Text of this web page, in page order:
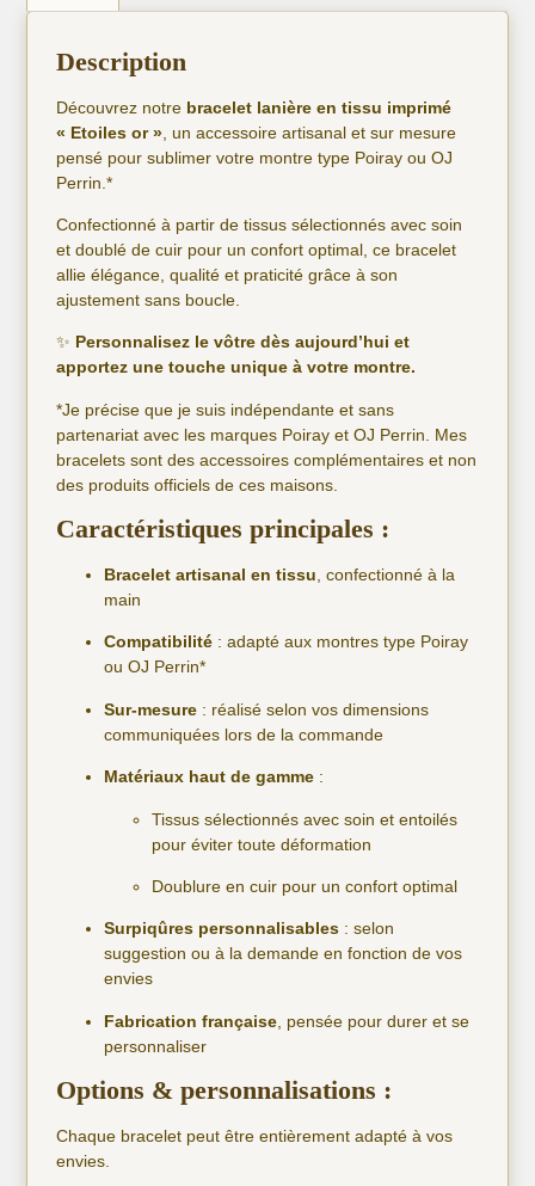
Description
Découvrez notre bracelet lanière en tissu imprimé
« Etoiles or » , un accessoire artisanal et sur mesure
pensé pour sublimer votre montre type Poiray ou OJ
Perrin.*
Confectionné à partir de tissus sélectionnés avec soin
et doublé de cuir pour un confort optimal, ce bracelet
allie élégance, qualité et praticité grâce à son
ajustement sans boucle.
✨ Personnalisez le vôtre dès aujourd’hui et
apportez une touche unique à votre montre.
*Je précise que je suis indépendante et sans
partenariat avec les marques Poiray et OJ Perrin. Mes
bracelets sont des accessoires complémentaires et non
des produits officiels de ces maisons.
Caractéristiques principales :
Bracelet artisanal en tissu , confectionné à la
main
Compatibilité : adapté aux montres type Poiray
ou OJ Perrin*
Sur-mesure : réalisé selon vos dimensions
communiquées lors de la commande
Matériaux haut de gamme :
Tissus sélectionnés avec soin et entoilés
pour éviter toute déformation
Doublure en cuir pour un confort optimal
Surpiqûres personnalisables : selon
suggestion ou à la demande en fonction de vos
envies
Fabrication française , pensée pour durer et se
personnaliser
Options & personnalisations :
Chaque bracelet peut être entièrement adapté à vos
envies.